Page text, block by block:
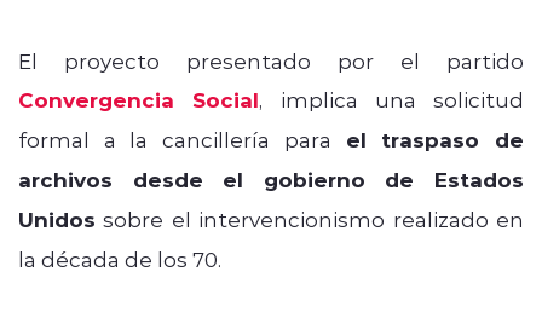
El proyecto presentado por el partido
Convergencia Social, implica una solicitud
formal a la cancillería para el traspaso de
archivos desde el gobierno de Estados
Unidos sobre el intervencionismo realizado en
la década de los 70.